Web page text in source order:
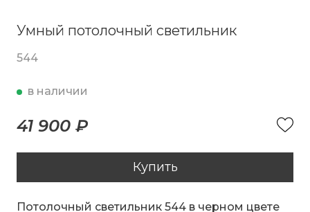
Умный потолочный светильник
544
в наличии
41 900 ₽
Купить
Потолочный светильник 544 в черном цвете